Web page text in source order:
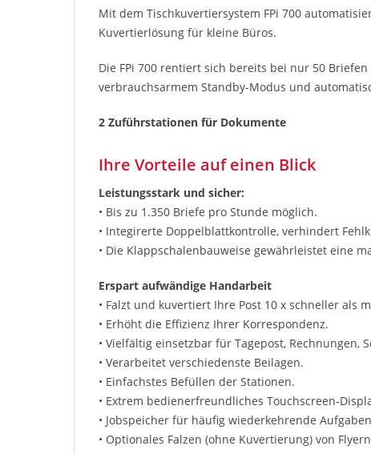
Mit dem Tischkuvertiersystem FPi 700
Kuvertierlösung für kleine Büros.
Die FPi 700 rentiert sich bereits bei nur 50
verbrauchsarmem Standby-Modus und
2 Zuführstationen für Dokumente
Ihre Vorteile auf einen Blick
Leistungsstark und sicher:
• Bis zu 1.350 Briefe pro Stunde möglich.
• Integirerte Doppelblattkontrolle, verhindert
• Die Klappschalenbauweise gewährleistet eine
Erspart aufwändige Handarbeit
• Falzt und kuvertiert Ihre Post 10 x schneller als
• Erhöht die Effizienz Ihrer Korrespondenz.
• Vielfältig einsetzbar für Tagepost,
• Verarbeitet verschiedenste Beilagen.
• Einfachstes Befüllen der Stationen.
• Extrem bedienerfreundliches Touchscreen-
• Jobspeicher für häufig wiederkehrende
• Optionales Falzen (ohne Kuvertierung) von